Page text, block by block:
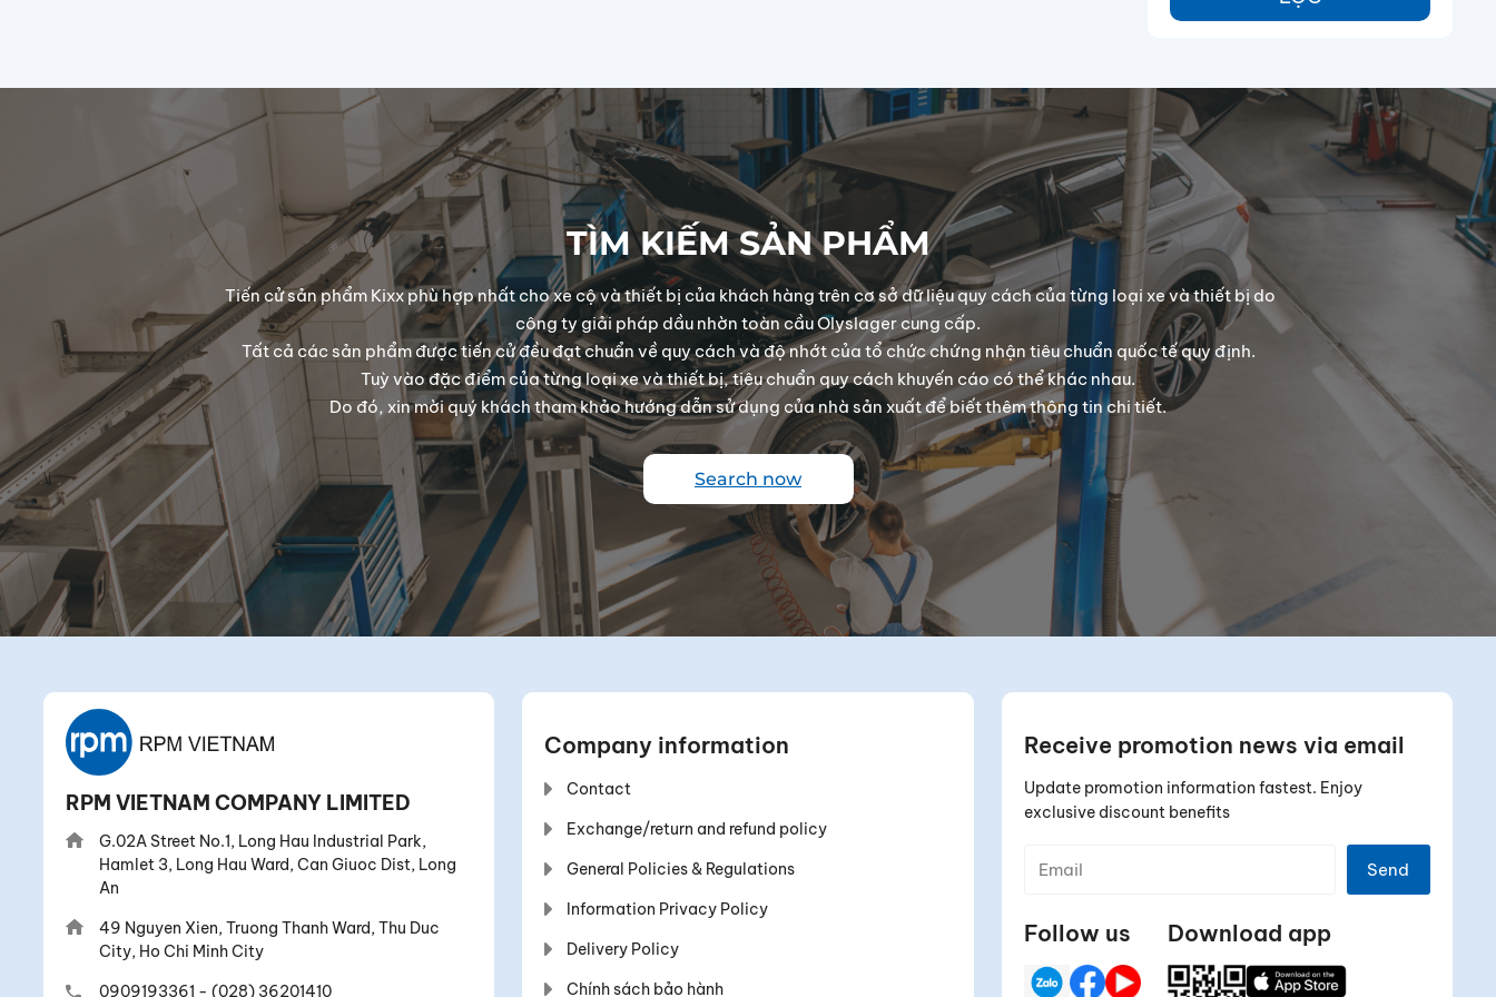
TÌM KIẾM SẢN PHẨM
Tiến cử sản phẩm Kixx phù hợp nhất cho xe cộ và thiết bị của khách hàng trên cơ sở dữ liệu quy cách của từng loại xe và thiết bị do
công ty giải pháp dầu nhờn toàn cầu Olyslager cung cấp.
Tất cả các sản phẩm được tiến cử đều đạt chuẩn về quy cách và độ nhớt của tổ chức chứng nhận tiêu chuẩn quốc tế quy định.
Tuỳ vào đặc điểm của từng loại xe và thiết bị, tiêu chuẩn quy cách khuyến cáo có thể khác nhau.
Do đó, xin mời quý khách tham khảo hướng dẫn sử dụng của nhà sản xuất để biết thêm thông tin chi tiết.
Search now
RPM VIETNAM COMPANY LIMITED
G.02A Street No.1, Long Hau Industrial Park,
Hamlet 3, Long Hau Ward, Can Giuoc Dist, Long
An
49 Nguyen Xien, Truong Thanh Ward, Thu Duc
City, Ho Chi Minh City
0909193361 - (028) 36201410
Company information
Contact
Exchange/return and refund policy
General Policies & Regulations
Information Privacy Policy
Delivery Policy
Chính sách bảo hành
Receive promotion news via email
Update promotion information fastest. Enjoy
exclusive discount benefits
Send
Follow us Download app